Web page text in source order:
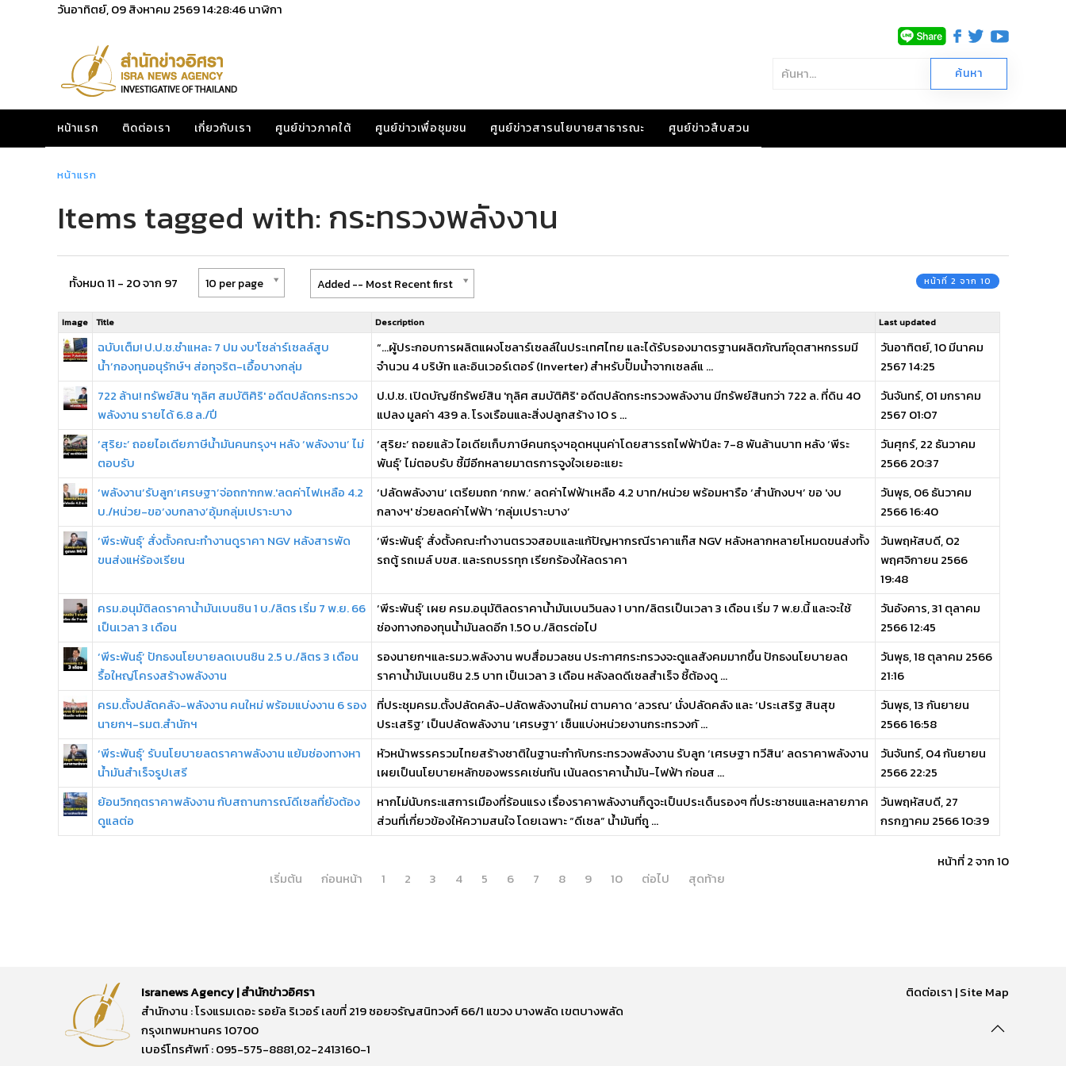
วันอาทิตย์, 09 สิงหาคม 256914:28:47นาฬิกา
หน้าแรก ติดต่อเรา เกี่ยวกับเรา ศูนย์ข่าวภาคใต้ ศูนย์ข่าวเพื่อชุมชน ศูนย์ข่าวสารนโยบายสาธารณะ ศูนย์ข่าวสืบสวน
หน้าแรก
Items tagged with: กระทรวงพลังงาน
ทั้งหมด 11 - 20 จาก 97 10 per page Added -- Most Recent first หน้าที่ 2 จาก 10
Image Title Description Last updated
ฉบับเต็ม! ป.ป.ช.ชำแหละ 7 ปม งบ'โซล่าร์เซลล์สูบ
น้ำ’กองทุนอนุรักษ์ฯ ส่อทุจริต-เอื้อบางกลุ่ม
“…ผู้ประกอบการผลิตแผงโซลาร์เซลล์ในประเทศไทย และได้รับรองมาตรฐานผลิตภัณฑ์อุตสาหกรรมมี
จำนวน 4 บริษัท และอินเวอร์เตอร์ (Inverter) สำหรับปั๊มน้ำจากเซลล์แ ...
วันอาทิตย์, 10 มีนาคม
2567 14:25
722 ล้าน! ทรัพย์สิน 'กุลิศ สมบัติศิริ' อดีตปลัดกระทรวง
พลังงาน รายได้ 6.8 ล./ปี
ป.ป.ช. เปิดบัญชีทรัพย์สิน 'กุลิศ สมบัติศิริ' อดีตปลัดกระทรวงพลังงาน มีทรัพย์สินกว่า 722 ล. ที่ดิน 40
แปลง มูลค่า 439 ล. โรงเรือนและสิ่งปลูกสร้าง 10 ร ...
วันจันทร์, 01 มกราคม
2567 01:07
‘สุริยะ’ ถอยไอเดียภาษีน้ำมันคนกรุงฯ หลัง ‘พลังงาน’ ไม่
ตอบรับ
‘สุริยะ’ ถอยแล้ว ไอเดียเก็บภาษีคนกรุงฯอุดหนุนค่าโดยสารรถไฟฟ้าปีละ 7-8 พันล้านบาท หลัง ‘พีระ
พันธุ์’ ไม่ตอบรับ ชี้มีอีกหลายมาตรการจูงใจเยอะแยะ
วันศุกร์, 22 ธันวาคม
2566 20:37
‘พลังงาน’รับลูก‘เศรษฐา’จ่อถก'กกพ.'ลดค่าไฟเหลือ 4.2
บ./หน่วย-ขอ‘งบกลาง’อุ้มกลุ่มเปราะบาง
‘ปลัดพลังงาน’ เตรียมถก ‘กกพ.’ ลดค่าไฟฟ้าเหลือ 4.2 บาท/หน่วย พร้อมหารือ ‘สำนักงบฯ’ ขอ 'งบ
กลางฯ' ช่วยลดค่าไฟฟ้า ‘กลุ่มเปราะบาง’
วันพุธ, 06 ธันวาคม
2566 16:40
‘พีระพันธุ์’ สั่งตั้งคณะทำงานดูราคา NGV หลังสารพัด
ขนส่งแห่ร้องเรียน
‘พีระพันธุ์’ สั่งตั้งคณะทำงานตรวจสอบและแก้ปัญหากรณีราคาแก๊ส NGV หลังหลากหลายโหมดขนส่งทั้ง
รถตู้ รถเมล์ บขส. และรถบรรทุก เรียกร้องให้ลดราคา
วันพฤหัสบดี, 02
พฤศจิกายน 2566
19:48
ครม.อนุมัติลดราคาน้ำมันเบนซิน 1 บ./ลิตร เริ่ม 7 พ.ย. 66
เป็นเวลา 3 เดือน
‘พีระพันธุ์’ เผย ครม.อนุมัติลดราคาน้ำมันเบนวินลง 1 บาท/ลิตรเป็นเวลา 3 เดือน เริ่ม 7 พ.ย.นี้ และจะใช้
ช่องทางกองทุนน้ำมันลดอีก 1.50 บ./ลิตรต่อไป
วันอังคาร, 31 ตุลาคม
2566 12:45
‘พีระพันธุ์’ ปักธงนโยบายลดเบนซิน 2.5 บ./ลิตร 3 เดือน
รื้อใหญ่โครงสร้างพลังงาน
รองนายกฯและรมว.พลังงาน พบสื่อมวลชน ประกาศกระทรวงจะดูแลสังคมมากขึ้น ปักธงนโยบายลด
ราคาน้ำมันเบนซิน 2.5 บาท เป็นเวลา 3 เดือน หลังลดดีเซลสำเร็จ ชี้ต้องดู ...
วันพุธ, 18 ตุลาคม 2566
21:16
ครม.ตั้งปลัดคลัง-พลังงาน คนใหม่ พร้อมแบ่งงาน 6 รอง
นายกฯ-รมต.สำนักฯ
ที่ประชุมครม.ตั้งปลัดคลัง-ปลัดพลังงานใหม่ ตามคาด ‘ลวรณ’ นั่งปลัดคลัง และ ‘ประเสริฐ สินสุข
ประเสริฐ’ เป็นปลัดพลังงาน ‘เศรษฐา’ เซ็นแบ่งหน่วยงานกระทรวงกั ...
วันพุธ, 13 กันยายน
2566 16:58
‘พีระพันธุ์’ รับนโยบายลดราคาพลังงาน แย้มช่องทางหา
น้ำมันสำเร็จรูปเสรี
หัวหน้าพรรครวมไทยสร้างชาติในฐานะกำกับกระทรวงพลังงาน รับลูก ‘เศรษฐา ทวีสิน’ ลดราคาพลังงาน
เผยเป็นนโยบายหลักของพรรคเช่นกัน เน้นลดราคาน้ำมัน-ไฟฟ้า ก่อนส ...
วันจันทร์, 04 กันยายน
2566 22:25
ย้อนวิกฤตราคาพลังงาน กับสถานการณ์ดีเซลที่ยังต้อง
ดูแลต่อ
หากไม่นับกระแสการเมืองที่ร้อนแรง เรื่องราคาพลังงานก็ดูจะเป็นประเด็นรองๆ ที่ประชาชนและหลายภาค
ส่วนที่เกี่ยวข้องให้ความสนใจ โดยเฉพาะ “ดีเซล” น้ำมันที่ถู ...
วันพฤหัสบดี, 27
กรกฎาคม 2566 10:39
หน้าที่ 2 จาก 10
เริ่มต้น
ก่อนหน้า 1 2 3 4 5 6 7 8 9 10 ต่อไป สุดท้าย
Isranews Agency | สำนักข่าวอิศรา
สำนักงาน : โรงแรมเดอะ รอยัล ริเวอร์ เลขที่ 219 ซอยจรัญสนิทวงศ์ 66/1 แขวง บางพลัด เขตบางพลัด
กรุงเทพมหานคร 10700
เบอร์โทรศัพท์ : 095-575-8881,02-2413160-1
ติดต่อเรา |Site Map